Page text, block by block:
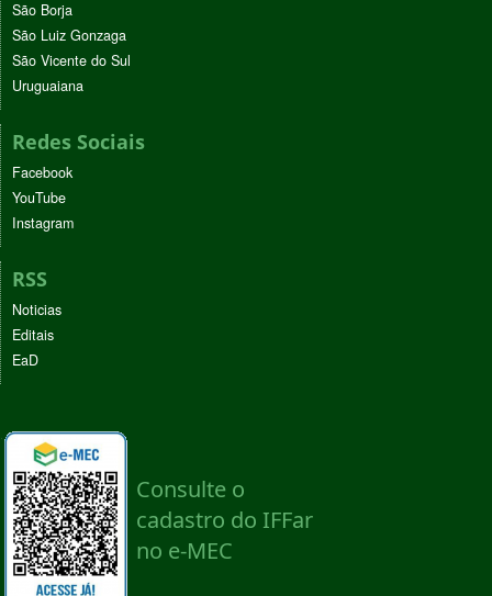
São Borja
São Luiz Gonzaga
São Vicente do Sul
Uruguaiana
Redes Sociais
Facebook
YouTube
Instagram
RSS
Noticias
Editais
EaD